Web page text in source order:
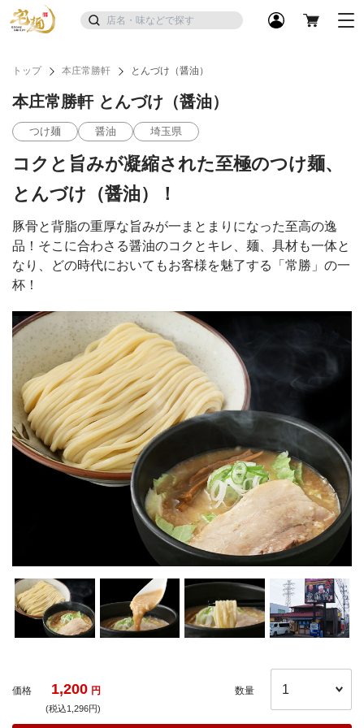
トップ 本庄常勝軒 とんづけ（醤油）
本庄常勝軒 とんづけ（醤油）
つけ麺 醤油 埼玉県
コクと旨みが凝縮された至極のつけ麺、
とんづけ（醤油）！
豚骨と背脂の重厚な旨みが一まとまりになった至高の逸
品！そこに合わさる醤油のコクとキレ、麺、具材も一体と
なり、どの時代においてもお客様を魅了する「常勝」の一
杯！
価格 1,200 円
(税込1,296円)
数量